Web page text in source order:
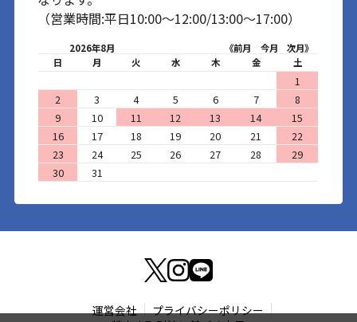
（営業時間:平日10:00～12:00/13:00～17:00）
2026年8月 《前月 今月
次月》
日
月 火 水 木 金 土
1
2
3 4 5 6 7
8
9
10 11 12 13 14
15
16
17 18 19 20 21
22
23
24 25 26 27 28
29
30
31
運営会社
プライバシーポリシー